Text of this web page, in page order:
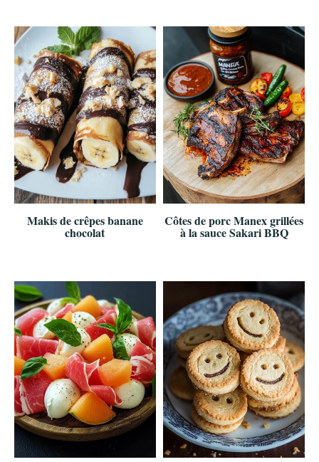
Makis de crêpes banane
chocolat
Côtes de porc Manex grillées
à la sauce Sakari BBQ